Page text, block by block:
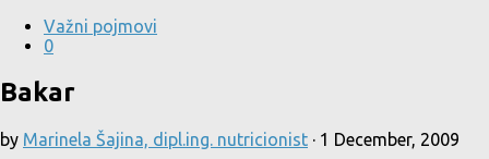
Važni pojmovi
0
Bakar
by Marinela Šajina, dipl.ing. nutricionist · 1 December, 2009